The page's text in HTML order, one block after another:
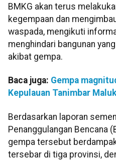
BMKG akan terus
kegempaan dan
waspada, mengikuti
menghindari bangunan
akibat gempa.
Baca juga: Gempa
Kepulauan Tanimbar
Berdasarkan laporan
Penanggulangan Bencana
gempa tersebut
tersebar di tiga provinsi,